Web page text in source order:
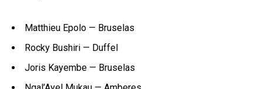
Matthieu Epolo — Bruselas
Rocky Bushiri — Duffel
Joris Kayembe — Bruselas